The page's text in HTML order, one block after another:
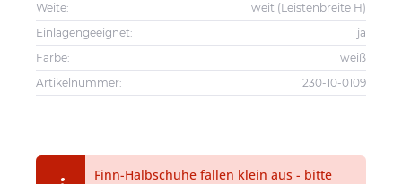
Weite:
weit (Leistenbreite H)
Einlagengeeignet:
ja
Farbe:
weiß
Artikelnummer:
230-10-0109
Finn-Halbschuhe fallen klein aus - bitte